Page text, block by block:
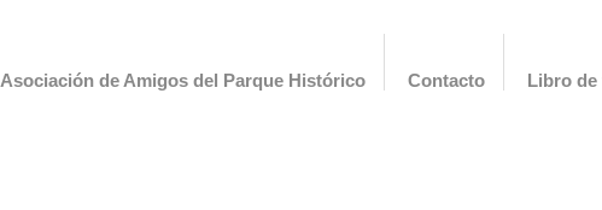
Asociación de Amigos del Parque Histórico Contacto Libro